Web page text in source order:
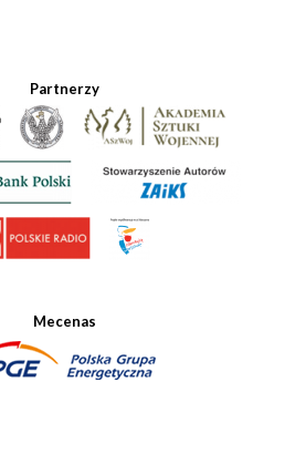
Partnerzy
Mecenas